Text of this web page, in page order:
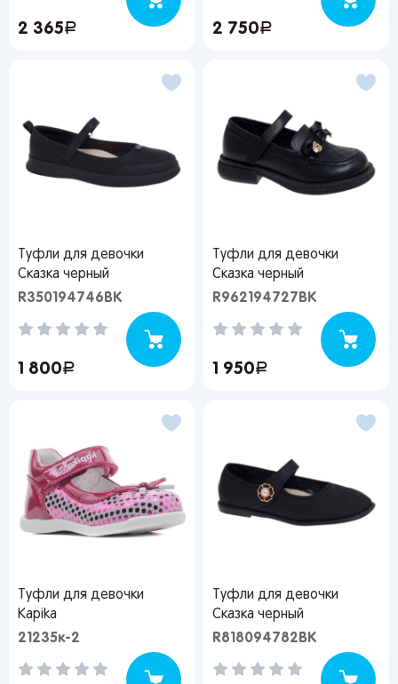
2 365руб. 2 750руб.
Туфли для девочки
Сказка черный
R350194746BK
1 800руб.
Туфли для девочки
Сказка черный
R962194727BK
1 950руб.
Туфли для девочки
Kapika
21235к-2
Туфли для девочки
Сказка черный
R818094782BK